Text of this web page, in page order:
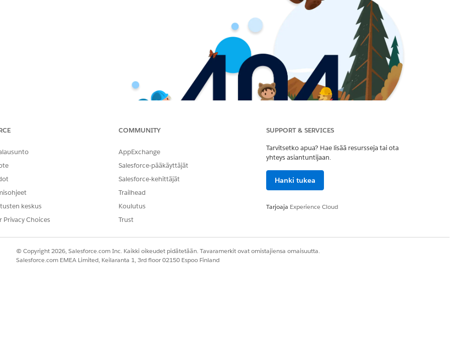
keskus
Privacy Choices
COMMUNITY
AppExchange
Salesforce-pääkäyttäjät
Salesforce-kehittäjät
Trailhead
Koulutus
Trust
SUPPORT & SERVICES
Tarvitsetko apua? Hae lisää resursseja tai ota
yhteys asiantuntijaan.
Hanki tukea
Tarjoaja Experience Cloud
© Copyright 2026, Salesforce.com Inc. Kaikki oikeudet pidätetään. Tavaramerkit ovat omistajiensa omaisuutta.
Salesforce.com EMEA Limited, Keilaranta 1, 3rd floor 02150 Espoo Finland